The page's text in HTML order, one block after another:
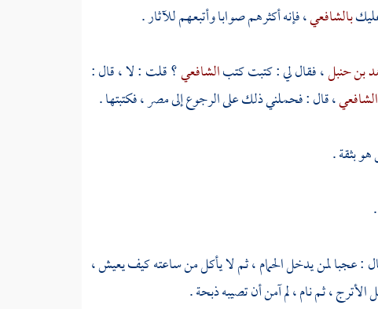
بالشافعي، فإنه أكثرهم صوابا وأتبعهم للآثار .
بن حنبل، فقال لي : كتبت كتبالشافعي؟ قلت : لا ، قال :
الشافعي، قال : فحملني ذلك على الرجوع إلىمصر، فكتبتها .
بثقة .
.
عجبا لمن يدخل الحمام ، ثم لا يأكل من ساعته كيف يعيش ،
، ثم نام ، لم آمن أن تصيبه ذبحة .